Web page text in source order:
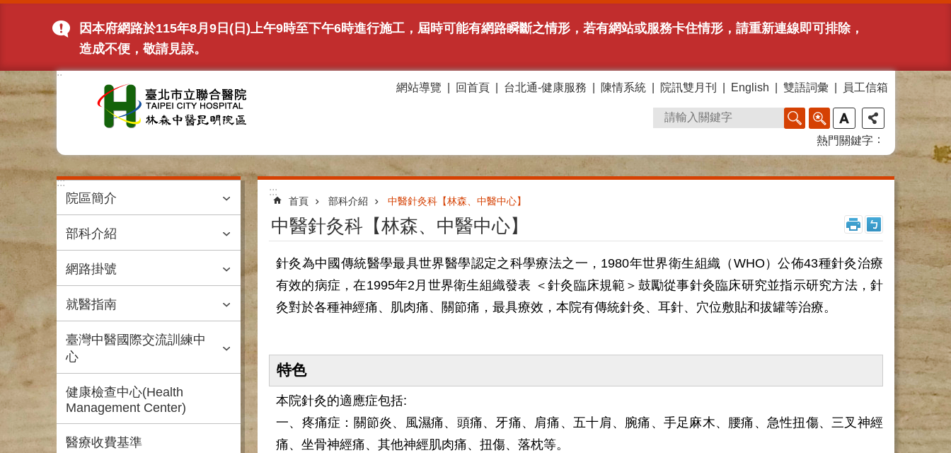
因本府網路於115年8月9日(日)上午9時至下午6時進行施工，屆時可能有網路瞬斷之情形，若有網站或服務卡住情形，請重新連線即可排除，
造成不便，敬請見諒。
:::
網站導覽
回首頁 台北通-健康服務 陳情系統 院訊雙月刊 English 雙語詞彙 員工信箱
熱門關鍵字
:::
院區簡介
部科介紹
網路掛號
就醫指南
臺灣中醫國際交流訓練中
心
健康檢查中心(Health
Management Center)
醫療收費基準
:::
首頁 部科介紹 中醫針灸科【林森、中醫中心】
中醫針灸科【林森、中醫中心】
針灸為中國傳統醫學最具世界醫學認定之科學療法之一，1980年世界衛生組織（WHO）公佈43種針灸治療
有效的病症，在1995年2月世界衛生組織發表 ＜針灸臨床規範＞鼓勵從事針灸臨床研究並指示研究方法，針
灸對於各種神經痛、肌肉痛、關節痛，最具療效，本院有傳統針灸、耳針、穴位敷貼和拔罐等治療。
特色
本院針灸的適應症包括:
一、疼痛症：關節炎、風濕痛、頭痛、牙痛、肩痛、五十肩、腕痛、手足麻木、腰痛、急性扭傷、三叉神經
痛、坐骨神經痛、其他神經肌肉痛、扭傷、落枕等。